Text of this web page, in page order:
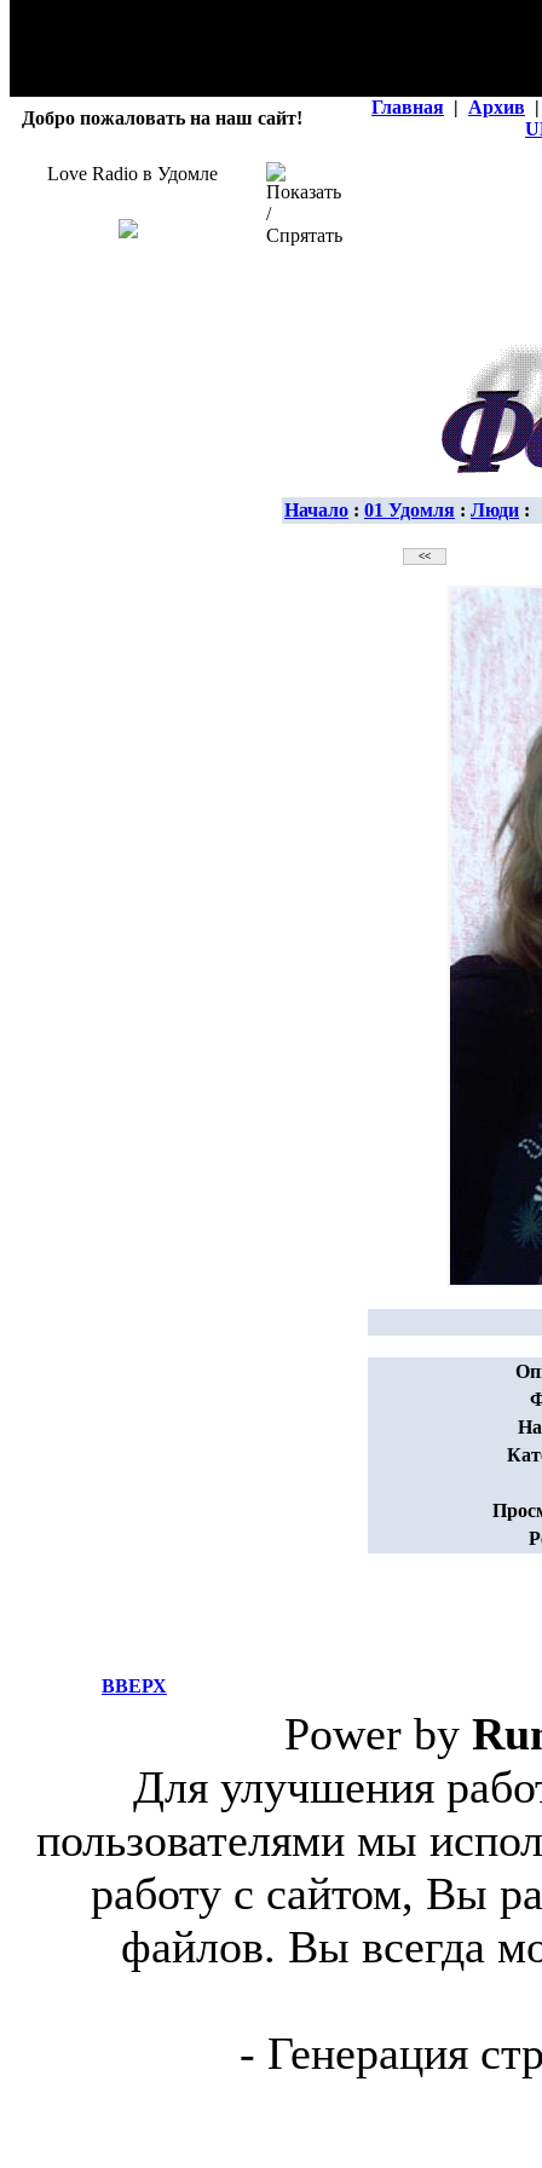
Добро пожаловать на наш сайт!
Главная | Архив |
Love Radio в Удомле
Начало : 01 Удомля : Люди :
ВВЕРХ
Power by
Для улучшения
пользователями мы
работу с сайтом, Вы
файлов. Вы всегда
- Генерация